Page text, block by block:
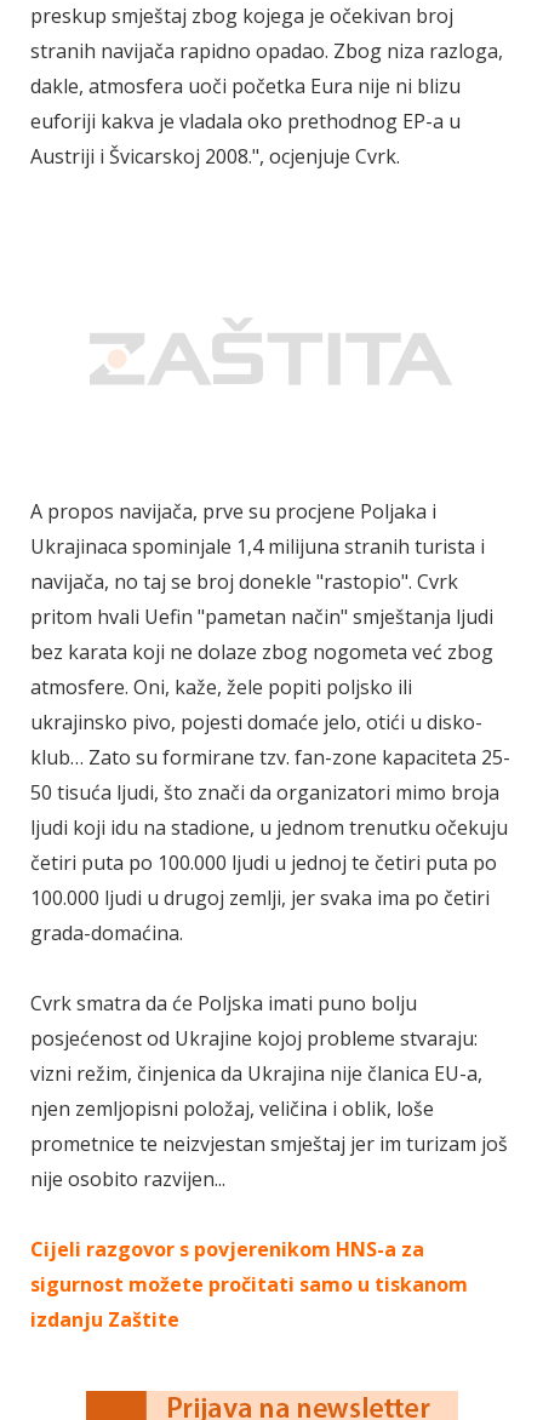
preskup smještaj zbog kojega je očekivan broj
stranih navijača rapidno opadao. Zbog niza razloga,
dakle, atmosfera uoči početka Eura nije ni blizu
euforiji kakva je vladala oko prethodnog EP-a u
Austriji i Švicarskoj 2008.", ocjenjuje Cvrk.
A propos navijača, prve su procjene Poljaka i
Ukrajinaca spominjale 1,4 milijuna stranih turista i
navijača, no taj se broj donekle "rastopio". Cvrk
pritom hvali Uefin "pametan način" smještanja ljudi
bez karata koji ne dolaze zbog nogometa već zbog
atmosfere. Oni, kaže, žele popiti poljsko ili
ukrajinsko pivo, pojesti domaće jelo, otići u disko-
klub… Zato su formirane tzv. fan-zone kapaciteta 25-
50 tisuća ljudi, što znači da organizatori mimo broja
ljudi koji idu na stadione, u jednom trenutku očekuju
četiri puta po 100.000 ljudi u jednoj te četiri puta po
100.000 ljudi u drugoj zemlji, jer svaka ima po četiri
grada-domaćina.
Cvrk smatra da će Poljska imati puno bolju
posjećenost od Ukrajine kojoj probleme stvaraju:
vizni režim, činjenica da Ukrajina nije članica EU-a,
njen zemljopisni položaj, veličina i oblik, loše
prometnice te neizvjestan smještaj jer im turizam još
nije osobito razvijen...
Cijeli razgovor s povjerenikom HNS-a za
sigurnost možete pročitati samo u tiskanom
izdanju Zaštite